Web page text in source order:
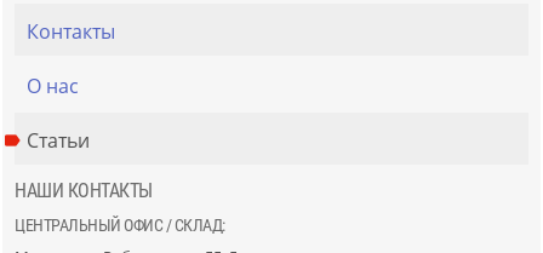
Контакты
О нас
Статьи
НАШИ КОНТАКТЫ
ЦЕНТРАЛЬНЫЙ ОФИС / СКЛАД: